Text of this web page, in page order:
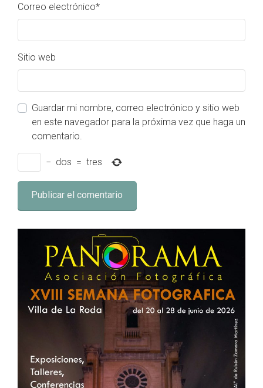
Correo electrónico*
Sitio web
Guardar mi nombre, correo electrónico y sitio web
en este navegador para la próxima vez que haga un
comentario.
− dos = tres